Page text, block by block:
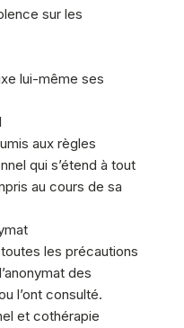
sur les
lui-même ses
aux règles
qui s’étend à tout
au cours de sa
les précautions
des
l’ont consulté.
et cothérapie